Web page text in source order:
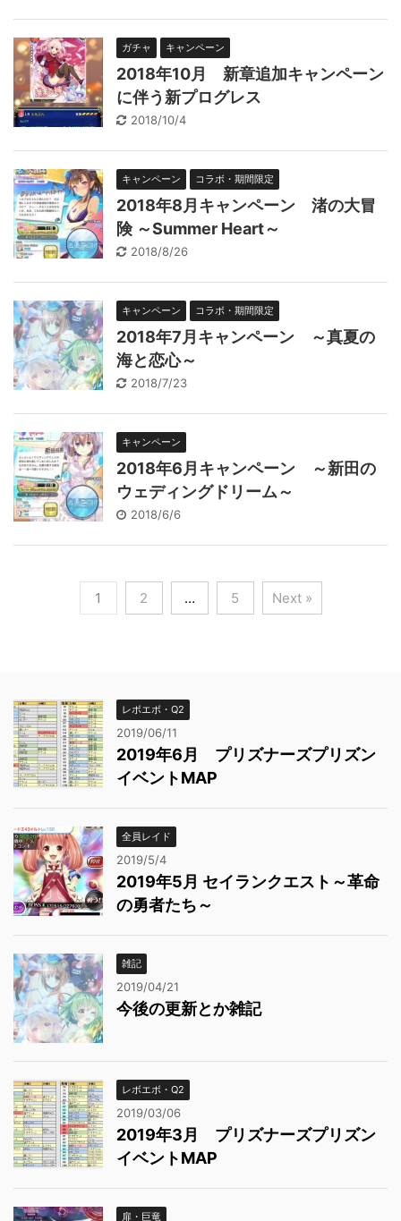
ガチャ キャンペーン
2018年10月 新章追加キャンペーン
に伴う新プログレス
2018/10/4
キャンペーン コラボ・期間限定
2018年8月キャンペーン 渚の大冒
険 ～Summer Heart～
2018/8/26
キャンペーン コラボ・期間限定
2018年7月キャンペーン ～真夏の
海と恋心～
2018/7/23
キャンペーン
2018年6月キャンペーン ～新田の
ウェディングドリーム～
2018/6/6
1 2 … 5 Next »
レボエボ・Q2
2019/06/11
2019年6月 プリズナーズプリズン
イベントMAP
全員レイド
2019/5/4
2019年5月 セイランクエスト～革命
の勇者たち～
雑記
2019/04/21
今後の更新とか雑記
レボエボ・Q2
2019/03/06
2019年3月 プリズナーズプリズン
イベントMAP
扉・巨竜